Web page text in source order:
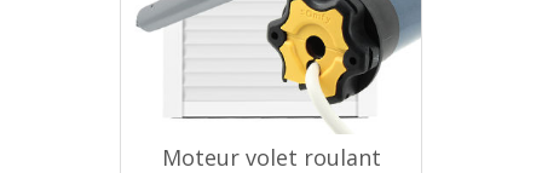
Moteur volet roulant